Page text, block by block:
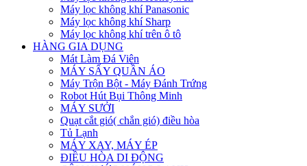
Máy lọc không khí Panasonic
Máy lọc không khí Sharp
Máy lọc không khí trên ô tô
HÀNG GIA DỤNG
Mát Làm Đá Viên
MÁY SẤY QUẦN ÁO
Máy Trộn Bột - Máy Đánh Trứng
Robot Hút Bụi Thông Minh
MÁY SƯỞI
Quạt cắt gió( chắn gió) điều hòa
Tủ Lạnh
MÁY XAY, MÁY ÉP
ĐIỀU HÒA DI ĐỘNG